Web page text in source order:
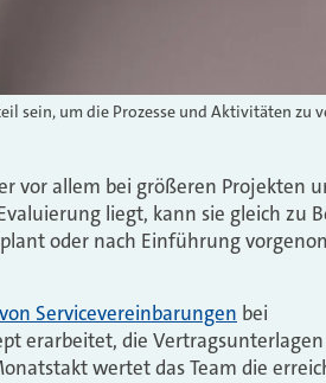
sein, um die Prozesse und Aktivitäten zu
vor allem bei größeren Projekten
liegt, kann sie gleich zu
oder nach Einführung
Servicevereinbarungen bei
erarbeitet, die
wertet das Team die